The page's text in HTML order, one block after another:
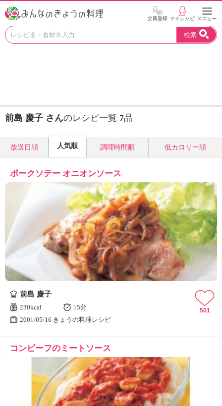
お
見
つ
よ
う
N
H
K
エ
デ
ュ
ケ
ー
シ
ョ
ナ
ん
の
き
ょ
う
の
料
理
検索
前島 慶子 さんのレシピ一覧 7品
放送日順 人気順 調理時間順 低カロリー順
ポークソテー オニオンソース
前島 慶子
230kcal
15分
2001/05/16 きょうの料理レシピ
501
コンビーフのミートソース